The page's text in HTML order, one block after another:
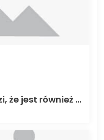
BUM! Studios twierdzi, że jest również wydaniem mediów freelancer